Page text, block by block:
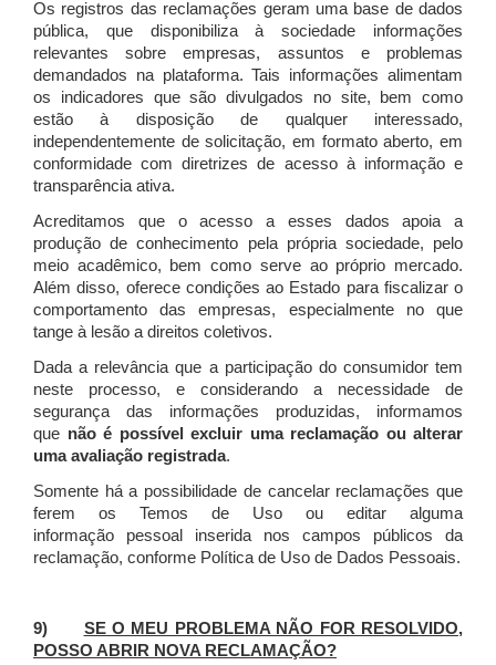
Os registros das reclamações geram uma base de dados
pública, que disponibiliza à sociedade informações
relevantes sobre empresas, assuntos e problemas
demandados na plataforma. Tais informações alimentam
os indicadores que são divulgados no site, bem como
estão à disposição de qualquer interessado,
independentemente de solicitação, em formato aberto, em
conformidade com diretrizes de acesso à informação e
transparência ativa.
Acreditamos que o acesso a esses dados apoia a
produção de conhecimento pela própria sociedade, pelo
meio acadêmico, bem como serve ao próprio mercado.
Além disso, oferece condições ao Estado para fiscalizar o
comportamento das empresas, especialmente no que
tange à lesão a direitos coletivos.
Dada a relevância que a participação do consumidor tem
neste processo, e considerando a necessidade de
segurança das informações produzidas, informamos
que não é possível excluir uma reclamação ou alterar
uma avaliação registrada.
Somente há a possibilidade de cancelar reclamações que
ferem os Temos de Uso ou editar alguma
informação pessoal inserida nos campos públicos da
reclamação, conforme Política de Uso de Dados Pessoais.
9) SE O MEU PROBLEMA NÃO FOR RESOLVIDO,
POSSO ABRIR NOVA RECLAMAÇÃO?